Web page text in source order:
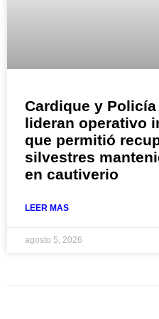
Cardique y
lideran operativo
que permitió
silvestres
en cautiverio
LEER MAS
agosto 5, 2026